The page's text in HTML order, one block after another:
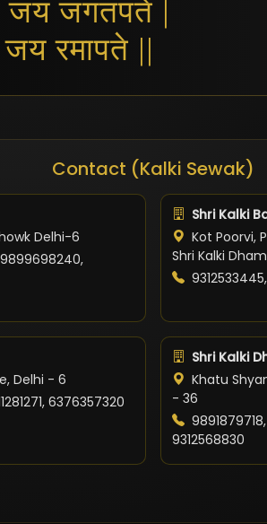
जगतपते |
जय रमापते ||
Contact (Kalki Sewak)
Delhi-6
Shri Kalki
Kot Poorvi,
Shri Kalki
Delhi - 6
6376357320
Shri Kalki
Khatu
- 36
9312568830